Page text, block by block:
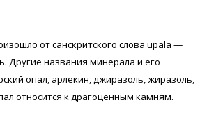
от санскритского слова upala —
Другие названия минерала и его
опал, арлекин, джиразоль, жиразоль,
относится к драгоценным камням.